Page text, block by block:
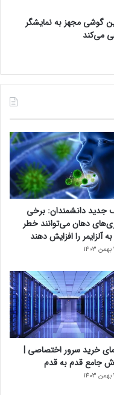
گوشی مجهز به نمایشگر
می‌کند
دانشمندان: برخی
دهان می‌توانند خطر
به آلزایمر را افزایش دهند
خرید سرور اختصاصی |
جامع قدم به قدم